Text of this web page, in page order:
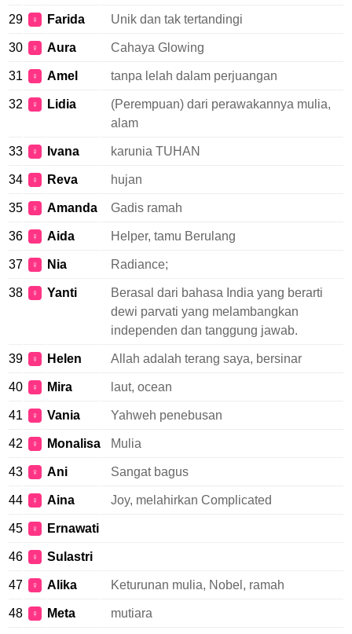
29 ♀ Farida Unik dan tak tertandingi
30 ♀ Aura Cahaya Glowing
31 ♀ Amel tanpa lelah dalam perjuangan
32 ♀ Lidia
(Perempuan) dari perawakannya mulia,
alam
33 ♀ Ivana karunia TUHAN
34 ♀ Reva hujan
35 ♀ Amanda Gadis ramah
36 ♀ Aida Helper, tamu Berulang
37 ♀ Nia Radiance;
38 ♀ Yanti
Berasal dari bahasa India yang berarti
dewi parvati yang melambangkan
independen dan tanggung jawab.
39 ♀ Helen Allah adalah terang saya, bersinar
40 ♀ Mira laut, ocean
41 ♀ Vania Yahweh penebusan
42 ♀ Monalisa Mulia
43 ♀ Ani Sangat bagus
44 ♀ Aina Joy, melahirkan Complicated
45 ♀ Ernawati
46 ♀ Sulastri
47 ♀ Alika Keturunan mulia, Nobel, ramah
48 ♀ Meta mutiara